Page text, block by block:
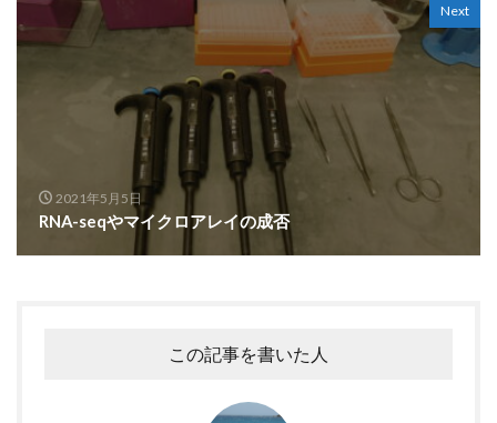
Next
2021年5月5日
RNA-seqやマイクロアレイの成否
この記事を書いた人